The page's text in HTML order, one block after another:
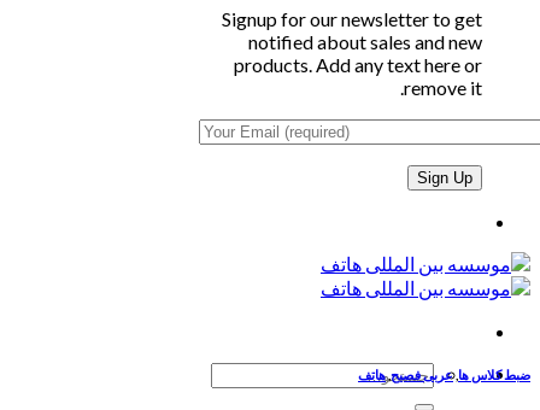
Signup for our newsletter to get
notified about sales and new
products. Add any text here or
remove it.
جستجو
ضبط کلاس ها ,عربی فصیح,هاتف